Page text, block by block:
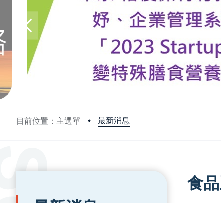
目前位置：主選單 最新消息
:::
食